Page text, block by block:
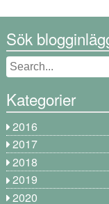
Sök
Kategorier
2016
2017
2018
2019
2020